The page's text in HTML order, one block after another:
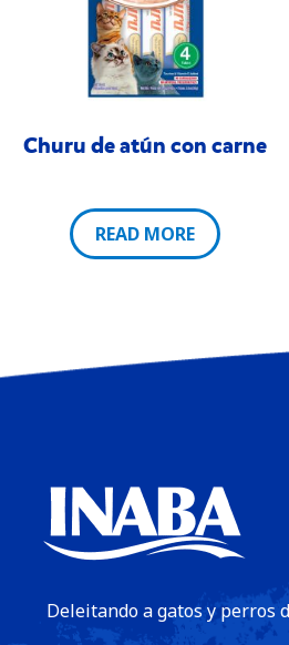
Churu de atún con carne
READ MORE
Deleitando a gatos y perros